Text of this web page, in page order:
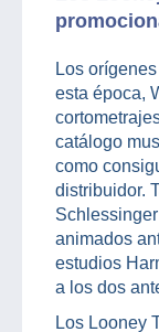
Los
esta época,
catálogo
como
distribuidor.
animados
estudios
a los dos
Los Looney